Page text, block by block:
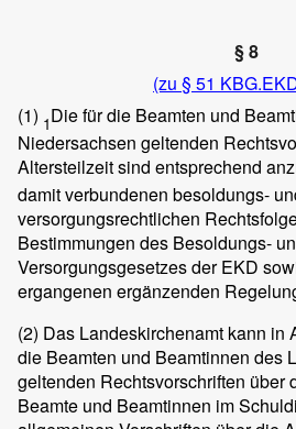
§ 8
(zu § 51
(1) 1Die für die Beamten und
Niedersachsen geltenden
Altersteilzeit sind entsprechend
damit verbundenen besoldungs-
versorgungsrechtlichen
Bestimmungen des Besoldungs-
Versorgungsgesetzes der EKD
ergangenen ergänzenden
(2) Das Landeskirchenamt kann in
die Beamten und Beamtinnen des
geltenden Rechtsvorschriften über
Beamte und Beamtinnen im